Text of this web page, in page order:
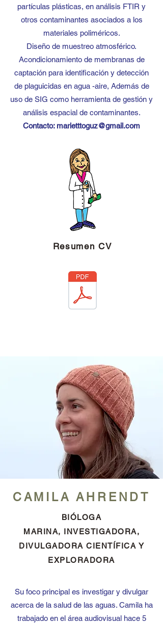
partículas plásticas, en análisis FTIR y
otros contaminantes asociados a los
materiales poliméricos.
Diseño de muestreo atmosférico.
Acondicionamiento de membranas de
captación para identificación y detección
de plaguicidas en agua -aire, Además de
uso de SIG como herramienta de gestión y
análisis espacial de contaminantes.
Contacto: marietttoguz@gmail.com
Resumen CV
CAMILA AHRENDT
BIÓLOGA
MARINA, INVESTIGADORA,
DIVULGADORA CIENTÍFICA Y
EXPLORADORA
Su foco principal es investigar y divulgar
acerca de la salud de las aguas. Camila ha
trabajado en el área audiovisual hace 5